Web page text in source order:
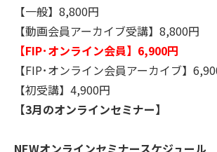
【一般】8,800円
【動画会員アーカイブ受講】8,800円
【FIP･オンライン会員】6,900円
【FIP･オンライン会員アーカイブ】
【初受講】4,900円
【3月のオンラインセミナー】
NEWオンラインセミナースケジュール